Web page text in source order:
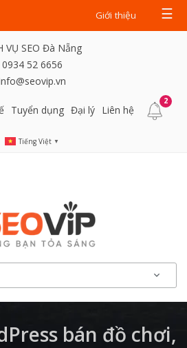
Giới thiệu ☰
VỤ SEO Đà Nẵng
0934 52 6656
Tuyển dụng Đại lý Liên hệ
2
Tiếng Việt ▼
bán đồ chơi,